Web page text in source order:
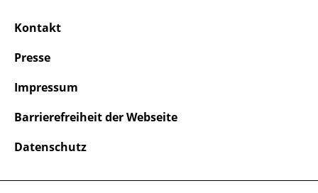
Kontakt
Presse
Impressum
Barrierefreiheit der Webseite
Datenschutz